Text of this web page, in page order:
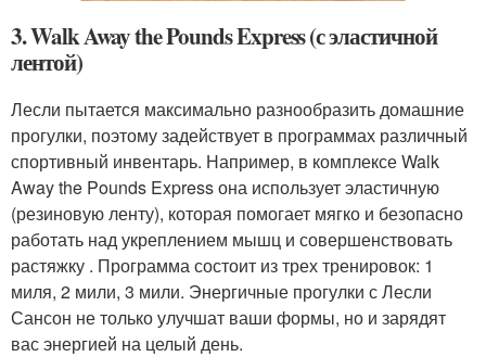
3. Walk Away the Pounds Express (с эластичной
лентой)
Лесли пытается максимально разнообразить домашние
прогулки, поэтому задействует в программах различный
спортивный инвентарь. Например, в комплексе Walk
Away the Pounds Express она использует эластичную
(резиновую ленту), которая помогает мягко и безопасно
работать над укреплением мышц и совершенствовать
растяжку . Программа состоит из трех тренировок: 1
миля, 2 мили, 3 мили. Энергичные прогулки с Лесли
Сансон не только улучшат ваши формы, но и зарядят
вас энергией на целый день.